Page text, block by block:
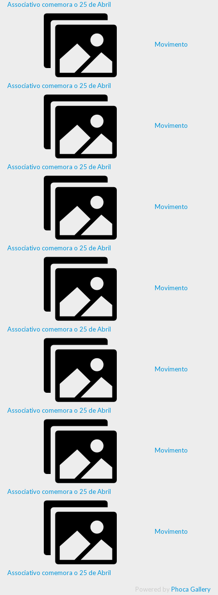
Associativo comemora o 25 de Abril
Movimento
Associativo comemora o 25 de Abril
Movimento
Associativo comemora o 25 de Abril
Movimento
Associativo comemora o 25 de Abril
Movimento
Associativo comemora o 25 de Abril
Movimento
Associativo comemora o 25 de Abril
Movimento
Associativo comemora o 25 de Abril
Movimento
Associativo comemora o 25 de Abril
Powered by Phoca Gallery